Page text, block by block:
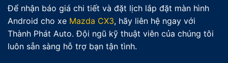
Để nhận báo giá chi tiết và đặt lịch lắp đặt màn hình
Android cho xe Mazda CX3, hãy liên hệ ngay với
Thành Phát Auto. Đội ngũ kỹ thuật viên của chúng tôi
luôn sẵn sàng hỗ trợ bạn tận tình.